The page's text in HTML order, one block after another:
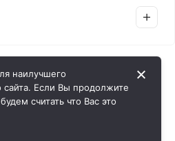
наилучшего
сайта. Если Вы продолжите
считать что Вас это